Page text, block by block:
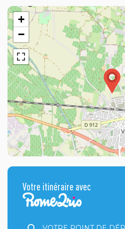
+
−
Votre itinéraire avec
Votre